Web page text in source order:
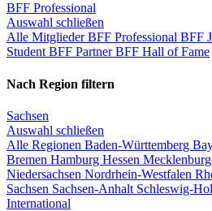
BFF Professional
Auswahl schließen
Alle MitgliederBFF Professional BFF
Student BFF PartnerBFF Hall of Fame
Nach Region filtern
Sachsen
Auswahl schließen
Alle Regionen Baden-Württemberg
Bremen Hamburg Hessen
Niedersachsen Nordrhein-Westfalen
Sachsen Sachsen-Anhalt Schleswig-
International